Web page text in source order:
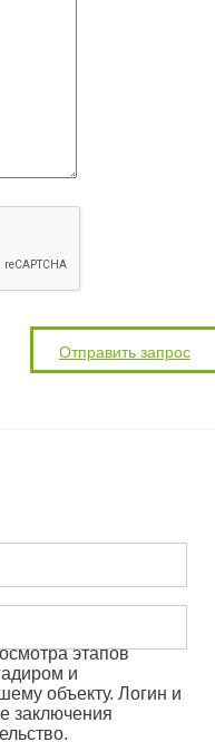
этапов
и
объекту. Логин и
заключения